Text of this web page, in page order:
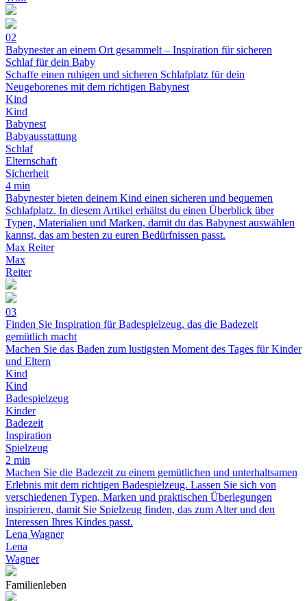
02
Babynester an einem Ort gesammelt – Inspiration für sicheren
Schlaf für dein Baby
Schaffe einen ruhigen und sicheren Schlafplatz für dein
Neugeborenes mit dem richtigen Babynest
Kind
Kind
Babynest
Babyausstattung
Schlaf
Elternschaft
Sicherheit
4 min
Babynester bieten deinem Kind einen sicheren und bequemen
Schlafplatz. In diesem Artikel erhältst du einen Überblick über
Typen, Materialien und Marken, damit du das Babynest auswählen
kannst, das am besten zu euren Bedürfnissen passt.
Max Reiter
Max
Reiter
03
Finden Sie Inspiration für Badespielzeug, das die Badezeit
gemütlich macht
Machen Sie das Baden zum lustigsten Moment des Tages für Kinder
und Eltern
Kind
Kind
Badespielzeug
Kinder
Badezeit
Inspiration
Spielzeug
2 min
Machen Sie die Badezeit zu einem gemütlichen und unterhaltsamen
Erlebnis mit dem richtigen Badespielzeug. Lassen Sie sich von
verschiedenen Typen, Marken und praktischen Überlegungen
inspirieren, damit Sie Spielzeug finden, das zum Alter und den
Interessen Ihres Kindes passt.
Lena Wagner
Lena
Wagner
Familienleben